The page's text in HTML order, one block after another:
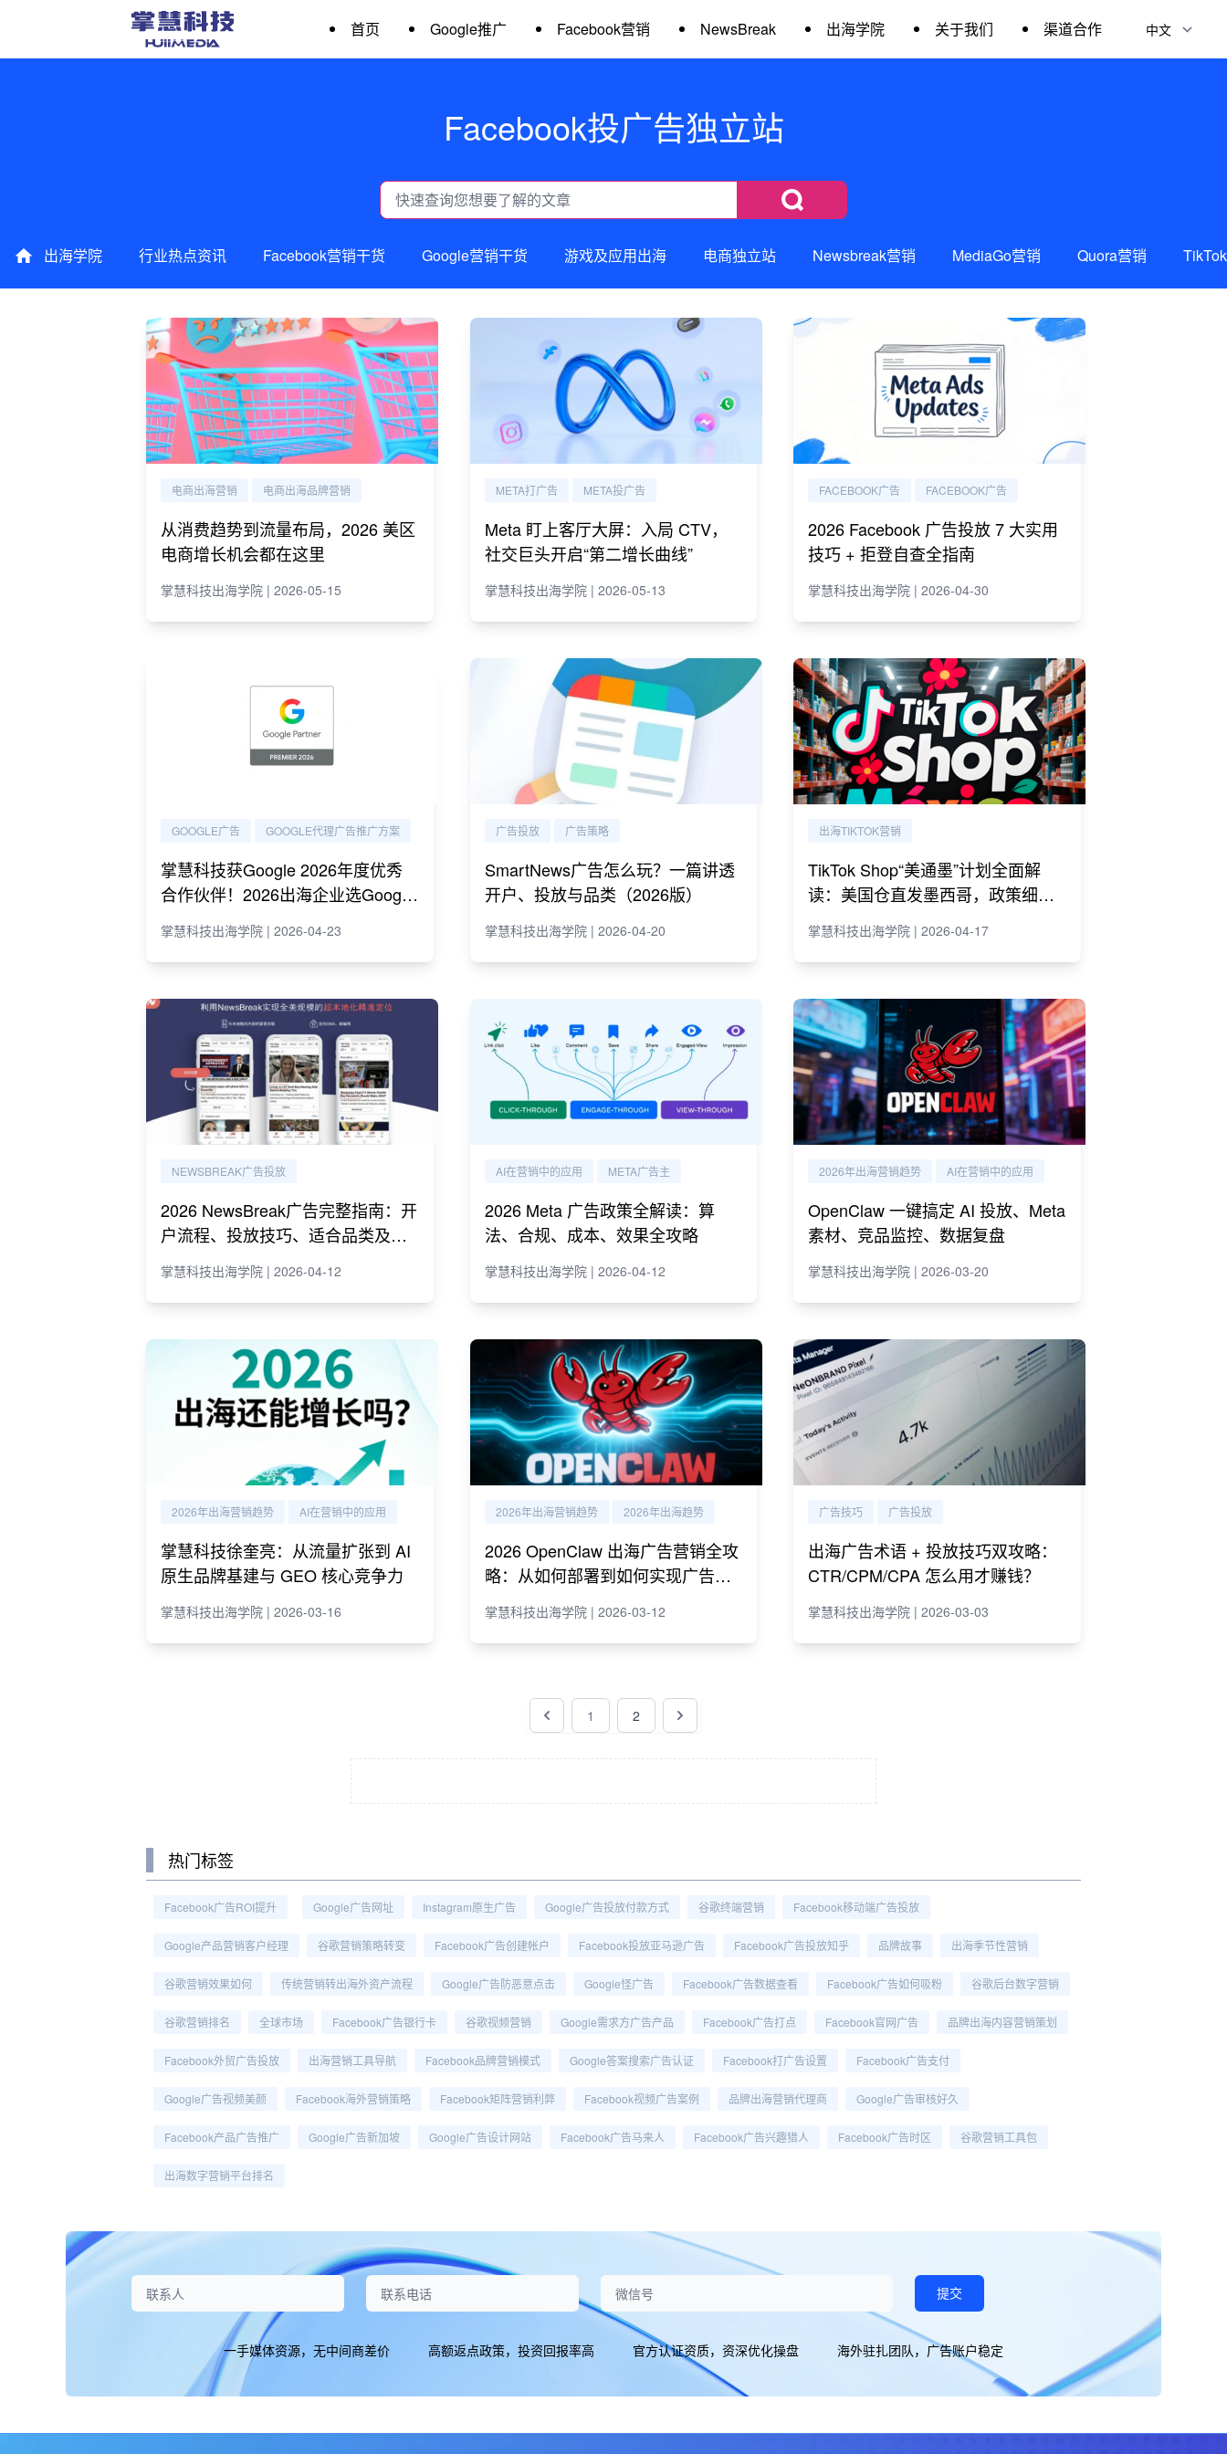
首页 Google推广 Facebook营销 NewsBreak 出海学院 关于我们 渠道合作
Facebook投广告独立站
出海学院 行业热点资讯 Facebook营销干货 Google营销干货 游戏及应用出海 电商独立站 Newsbreak营销 MediaGo营销 Quora营销
电商出海营销 电商出海品牌营销
从消费趋势到流量布局，2026 美区
电商增长机会都在这里
掌慧科技出海学院 | 2026-05-15
META打广告 META投广告
Meta 盯上客厅大屏：入局 CTV，
社交巨头开启“第二增长曲线”
掌慧科技出海学院 | 2026-05-13
FACEBOOK广告 FACEBOOK广告
2026 Facebook 广告投放 7 大实用
技巧 + 拒登自查全指南
掌慧科技出海学院 | 2026-04-30
GOOGLE广告 GOOGLE代理广告推广方案
掌慧科技获Google 2026年度优秀
合作伙伴！2026出海企业选Google
掌慧科技出海学院 | 2026-04-23
广告投放 广告策略
SmartNews广告怎么玩？一篇讲透
开户、投放与品类（2026版）
掌慧科技出海学院 | 2026-04-20
出海TIKTOK营销
TikTok Shop“美通墨”计划全面解
读：美国仓直发墨西哥，政策细则
掌慧科技出海学院 | 2026-04-17
NEWSBREAK广告投放
2026 NewsBreak广告完整指南：开
户流程、投放技巧、适合品类及代
掌慧科技出海学院 | 2026-04-12
AI在营销中的应用 META广告主
2026 Meta 广告政策全解读：算
法、合规、成本、效果全攻略
掌慧科技出海学院 | 2026-04-12
2026年出海营销趋势 AI在营销中的应用
OpenClaw 一键搞定 AI 投放、Meta
素材、竞品监控、数据复盘
掌慧科技出海学院 | 2026-03-20
2026年出海营销趋势 AI在营销中的应用
掌慧科技徐奎亮：从流量扩张到 AI
原生品牌基建与 GEO 核心竞争力
掌慧科技出海学院 | 2026-03-16
2026年出海营销趋势 2026年出海趋势
2026 OpenClaw 出海广告营销全攻
略：从如何部署到如何实现广告营
掌慧科技出海学院 | 2026-03-12
广告技巧 广告投放
出海广告术语 + 投放技巧双攻略：
CTR/CPM/CPA 怎么用才赚钱？
掌慧科技出海学院 | 2026-03-03
1 2
热门标签
Facebook广告ROI提升 Google广告网址 Instagram原生广告 Google广告投放付款方式 谷歌终端营销 Facebook移动端广告投放
Google产品营销客户经理 谷歌营销策略转变 Facebook广告创建帐户 Facebook投放亚马逊广告 Facebook广告投放知乎 品牌故事 出海季节性营销
谷歌营销效果如何 传统营销转出海外资产流程 Google广告防恶意点击 Google怪广告 Facebook广告数据查看 Facebook广告如何吸粉 谷歌后台数字营销
谷歌营销排名 全球市场 Facebook广告银行卡 谷歌视频营销 Google需求方广告产品 Facebook广告打点 Facebook官网广告 品牌出海内容营销策划
Facebook外贸广告投放 出海营销工具导航 Facebook品牌营销模式 Google答案搜索广告认证 Facebook打广告设置 Facebook广告支付
Google广告视频美颜 Facebook海外营销策略 Facebook矩阵营销利弊 Facebook视频广告案例 品牌出海营销代理商 Google广告审核好久
Facebook产品广告推广 Google广告新加坡 Google广告设计网站 Facebook广告马来人 Facebook广告兴趣猎人 Facebook广告时区 谷歌营销工具包
出海数字营销平台排名
提交
一手媒体资源，无中间商差价 高额返点政策，投资回报率高 官方认证资质，资深优化操盘 海外驻扎团队，广告账户稳定